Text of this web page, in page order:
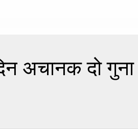
अचानक दो गुना